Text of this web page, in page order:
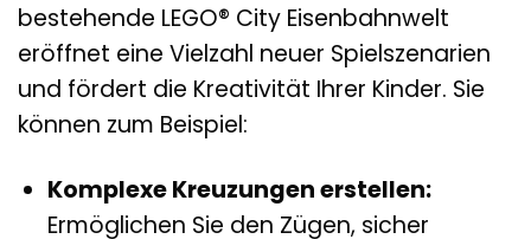
bestehende LEGO® City Eisenbahnwelt
eröffnet eine Vielzahl neuer Spielszenarien
und fördert die Kreativität Ihrer Kinder. Sie
können zum Beispiel:
Komplexe Kreuzungen erstellen:
Ermöglichen Sie den Zügen, sicher